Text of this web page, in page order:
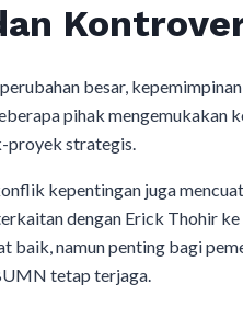
besar,
pihak mengemukakan
proyek strategis.
kepentingan juga
dengan Erick Thohir
baik, namun penting bagi
tetap terjaga.